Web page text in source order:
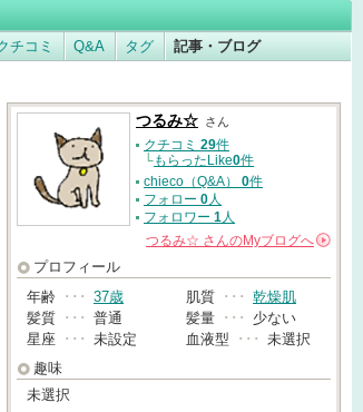
チコミ Q&A タグ 記事・ブログ
つるみ☆ さん
クチコミ 29件
└もらったLike0件
chieco（Q&A） 0件
フォロー 0人
フォロワー 1人
つるみ☆ さんのMyブログへ
プロフィール
年齢 ･･･ 37歳 肌質 ･･･ 乾燥肌
髪質 ･･･ 普通 髪量 ･･･
少ない
星座 ･･･ 未設定 血液型 ･･･ 未選択
趣味
未選択